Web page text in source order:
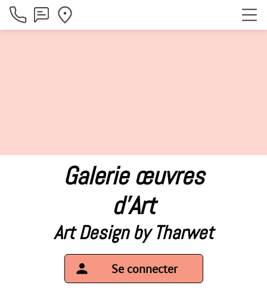
Galerie œuvres
d'Art
Art Design by Tharwet
person Se connecter